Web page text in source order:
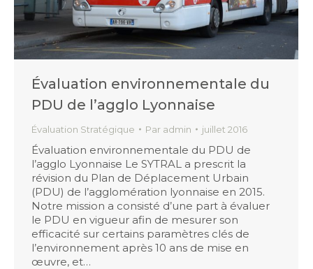
Évaluation environnementale du
PDU de l’agglo Lyonnaise
Évaluation Stratégique Par admin juillet 2016
Évaluation environnementale du PDU de
l’agglo Lyonnaise Le SYTRAL a prescrit la
révision du Plan de Déplacement Urbain
(PDU) de l’agglomération lyonnaise en 2015.
Notre mission a consisté d’une part à évaluer
le PDU en vigueur afin de mesurer son
efficacité sur certains paramètres clés de
l’environnement après 10 ans de mise en
œuvre, et…